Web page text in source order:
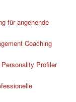
für angehende
Coaching
Profiler